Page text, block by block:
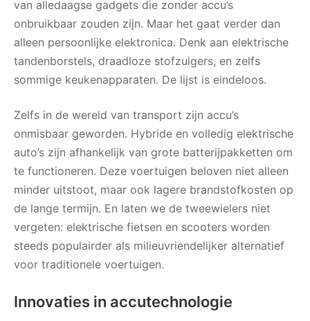
van alledaagse gadgets die zonder accu’s
onbruikbaar zouden zijn. Maar het gaat verder dan
alleen persoonlijke elektronica. Denk aan elektrische
tandenborstels, draadloze stofzuigers, en zelfs
sommige keukenapparaten. De lijst is eindeloos.
Zelfs in de wereld van transport zijn accu’s
onmisbaar geworden. Hybride en volledig elektrische
auto’s zijn afhankelijk van grote batterijpakketten om
te functioneren. Deze voertuigen beloven niet alleen
minder uitstoot, maar ook lagere brandstofkosten op
de lange termijn. En laten we de tweewielers niet
vergeten: elektrische fietsen en scooters worden
steeds populairder als milieuvriendelijker alternatief
voor traditionele voertuigen.
Innovaties in accutechnologie